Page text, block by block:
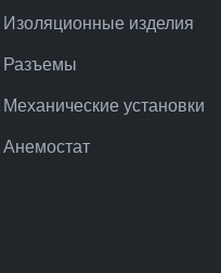
Изоляционные изделия
Разъемы
Механические установки
Анемостат